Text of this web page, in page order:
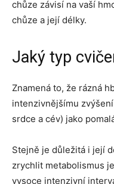
chůze závisí na vaší
chůze a její délky.
Jaký typ
Znamená to, že rázná
intenzivnějšímu
srdce a cév) jako
Stejně je důležitá i její
zrychlit metabolismus
vysoce intenzivní